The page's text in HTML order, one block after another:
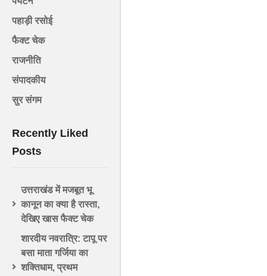
पहाड़ी रसोई
फैक्ट चेक
राजनीति
संपादकीय
सुर संगम
Recently Liked
Posts
उत्तराखंड में मजबूत भू
कानून का क्या है रास्ता,
देखिए खास फैक्ट चेक
शारदीय नवरात्रि: टापू पर
बसा माता गर्जिया का
शक्तिधाम, प्रथम